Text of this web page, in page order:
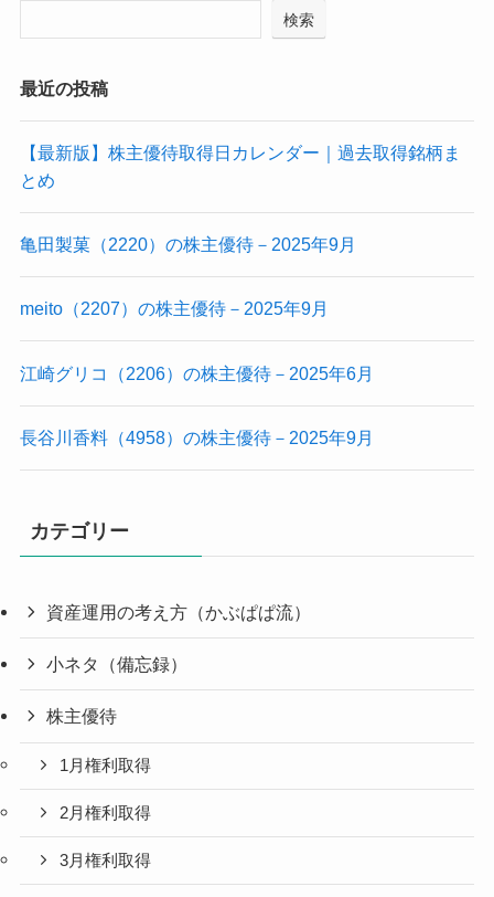
検索
最近の投稿
【最新版】株主優待取得日カレンダー｜過去取得銘柄ま
とめ
亀田製菓（2220）の株主優待－2025年9月
meito（2207）の株主優待－2025年9月
江崎グリコ（2206）の株主優待－2025年6月
長谷川香料（4958）の株主優待－2025年9月
カテゴリー
資産運用の考え方（かぶぱぱ流）
小ネタ（備忘録）
株主優待
1月権利取得
2月権利取得
3月権利取得